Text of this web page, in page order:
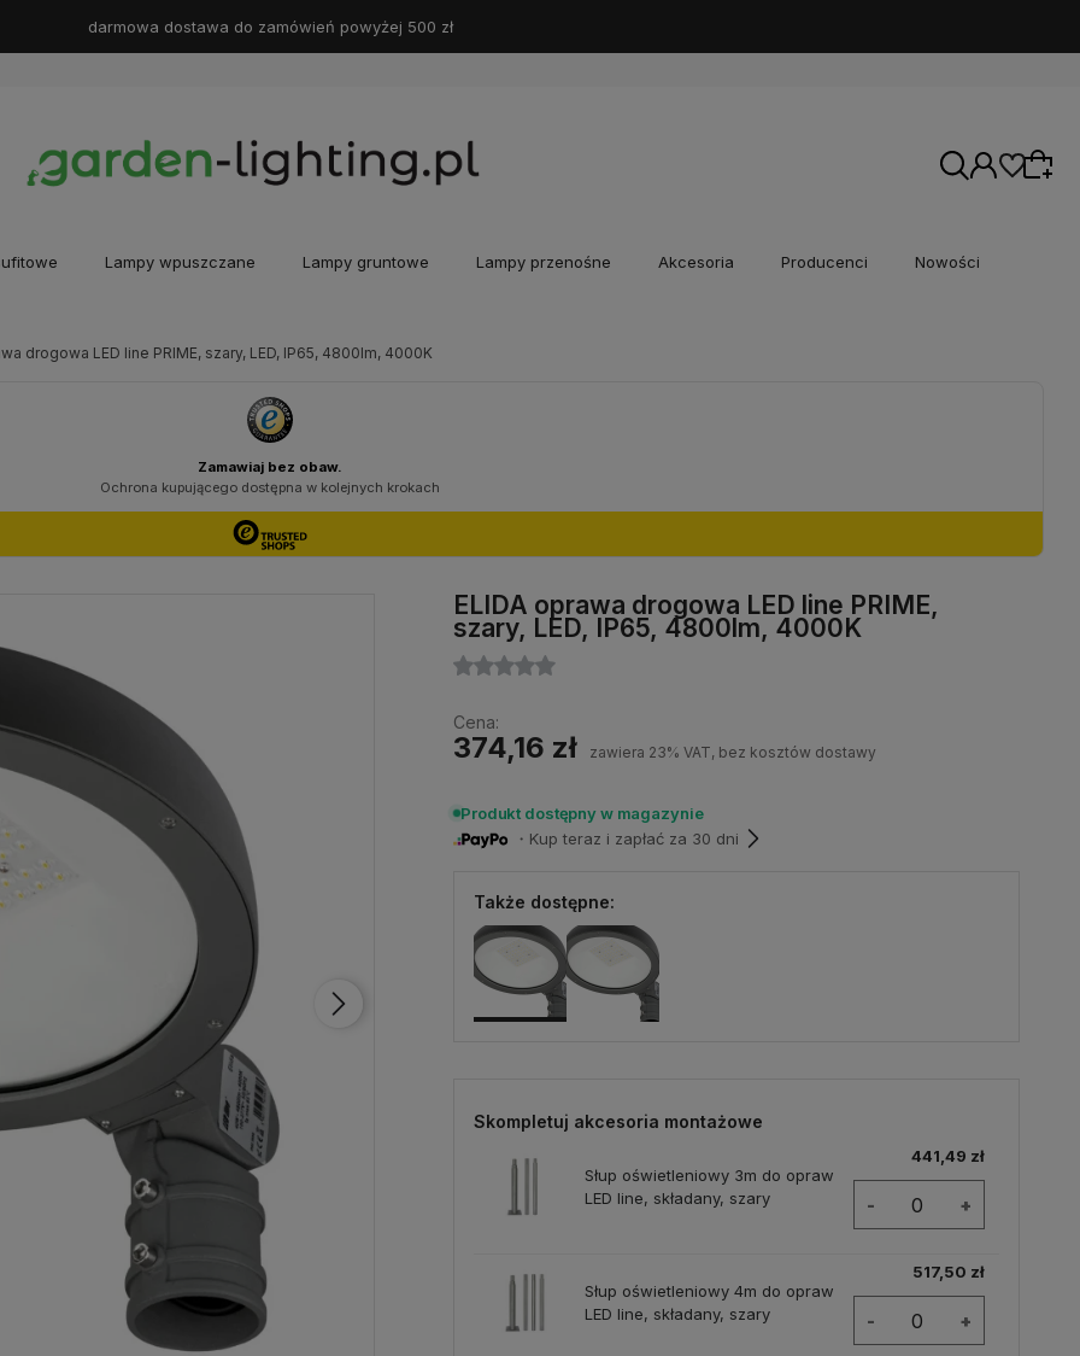
darmowa dostawa do zamówień powyżej 500 zł
Lampy wpuszczane Lampy gruntowe Lampy przenośne Akcesoria Producenci
Nowości
drogowa LED line PRIME, szary, LED, IP65, 4800lm, 4000K
ELIDA oprawa drogowa LED line PRIME,
szary, LED, IP65, 4800lm, 4000K
Cena:
374,16 zł zawiera 23% VAT, bez kosztów dostawy
Produkt dostępny w magazynie
・Kup teraz i zapłać za 30 dni
Także dostępne:
Skompletuj akcesoria montażowe
Słup oświetleniowy 3m do opraw
LED line, składany, szary
441,49 zł
- +
Słup oświetleniowy 4m do opraw
LED line, składany, szary
517,50 zł
- +